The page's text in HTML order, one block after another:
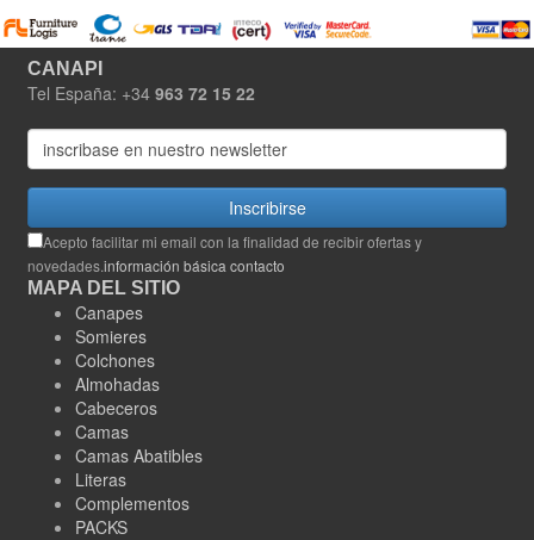
CANAPI
Tel España: +34 963 72 15 22
Inscribirse
Acepto facilitar mi email con la finalidad de recibir ofertas y
novedades.información básica contacto
MAPA DEL SITIO
Canapes
Somieres
Colchones
Almohadas
Cabeceros
Camas
Camas Abatibles
Literas
Complementos
PACKS